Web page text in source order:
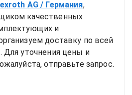
AG / Германия,
качественных
и
доставку по всей
Для уточнения цены и
отправьте запрос.